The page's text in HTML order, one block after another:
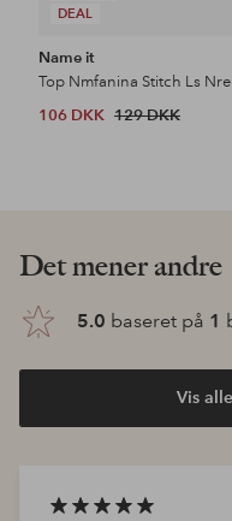
DEAL
Name it
106 DKK 129 DKK
Det mener andre
5.0 baseret på 1
Vis